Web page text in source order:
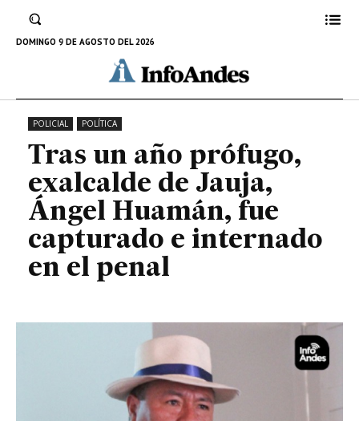
DOMINGO 9 DE AGOSTO DEL 2026penal
14 DE JULIO DE 2025
POLICIAL POLÍTICA
Tras un año prófugo,
exalcalde de Jauja,
Ángel Huamán, fue
capturado e internado
en el penal